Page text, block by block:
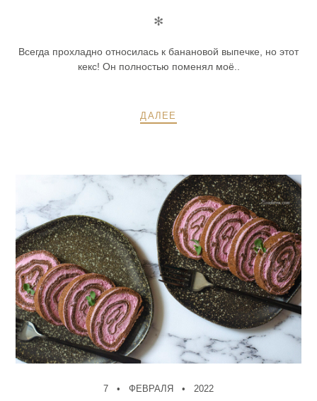
✻
Всегда прохладно относилась к банановой выпечке, но этот
кекс! Он полностью поменял моё..
ДАЛЕЕ
7 ФЕВРАЛЯ 2022